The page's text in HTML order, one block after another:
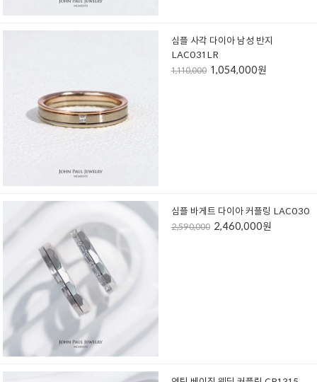
심플 사각 다이아 남성 반지
LAC031LR
1,110,000 1,054,000원
심플 바게트 다이아 커플링 LAC030
2,590,000 2,460,000원